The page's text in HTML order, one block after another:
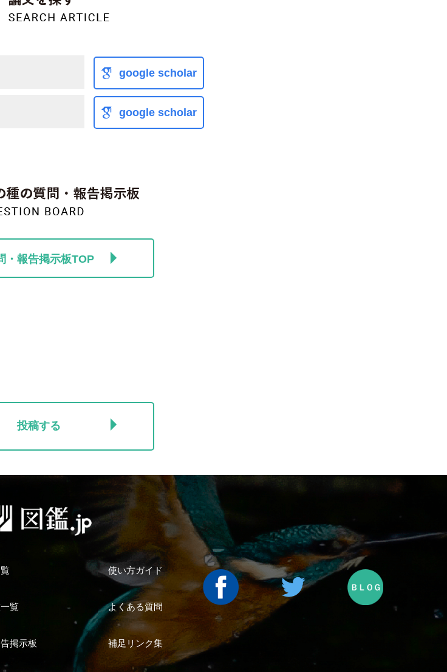
google scholar
google scholar
・報告掲示板TOP
投稿する
使い方ガイド
覧 よくある質問
掲示板 補足リンク集